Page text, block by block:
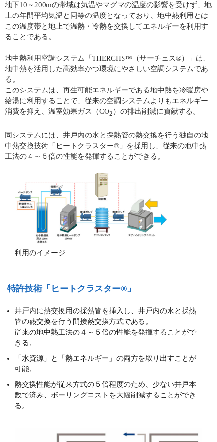
地下10～200mの帯域は気温やマグマの温度の影響を受けず、地
上の年間平均気温と同等の温度となっており、地中熱利用とは
この温度帯と地上で温熱・冷熱を交換してエネルギーを利用す
ることである。
地中熱利用空調システム「THERCHS™（サーチェス®）」は、
地中熱を活用した高効率かつ環境にやさしい空調システムであ
る。
このシステムは、再生可能エネルギーである地中熱を冷暖房や
給湯に利用することで、従来の空調システムよりもエネルギー
消費を抑え、温室効果ガス（CO2 ）の排出削減に貢献する。
同システムには、井戸内の水と採熱管の熱交換を行う独自の地
中熱交換技術「ヒートクラスター®」を採用し、従来の地中熱
工法の４～５倍の性能を発揮することができる。
利用のイメージ
特許技術「ヒートクラスター®」
井戸内に熱交換用の採熱管を挿入し、井戸内の水と採熱
管の熱交換を行う間接熱交換方式である。
従来の地中熱工法の４～５倍の性能を発揮することがで
きる。
「水資源」と「熱エネルギー」の両方を取り出すことが
可能。
熱交換性能が従来方式の５倍程度のため、少ない井戸本
数で済み、ボーリングコストを大幅削減することができ
る。